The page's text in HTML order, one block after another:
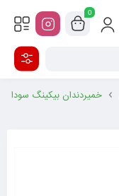
0
خمیردندان بیکینگ سودا